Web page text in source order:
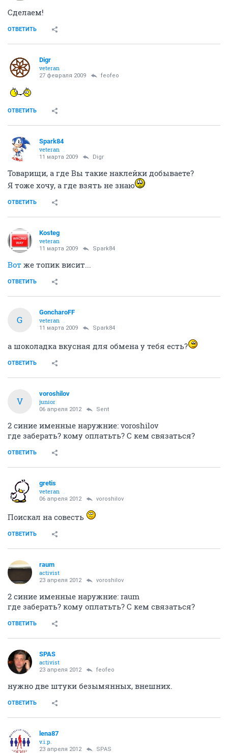
Сделаем!
ОТВЕТИТЬ
Digr
veteran
27 февраля 2009 feofeo
ОТВЕТИТЬ
Spark84
veteran
11 марта 2009 Digr
Товарищи, а где Вы такие наклейки добываете?
Я тоже хочу, а где взять не знаю
ОТВЕТИТЬ
Kosteg
veteran
11 марта 2009 Spark84
Вот же топик висит...
ОТВЕТИТЬ
G
GoncharoFF
veteran
11 марта 2009 Spark84
а шоколадка вкусная для обмена у тебя есть?
ОТВЕТИТЬ
V
voroshilov
junior
06 апреля 2012 Sent
2 синие именные наружние: voroshilov
где заберать? кому оплатьть? С кем связаться?
ОТВЕТИТЬ
gretis
veteran
06 апреля 2012 voroshilov
Поискал на совесть
ОТВЕТИТЬ
raum
activist
23 апреля 2012 voroshilov
2 синие именные наружние: raum
где заберать? кому оплатьть? С кем связаться?
ОТВЕТИТЬ
SPAS
activist
23 апреля 2012 feofeo
нужно две штуки безымянных, внешних.
ОТВЕТИТЬ
lena87
v.i.p.
23 апреля 2012 SPAS